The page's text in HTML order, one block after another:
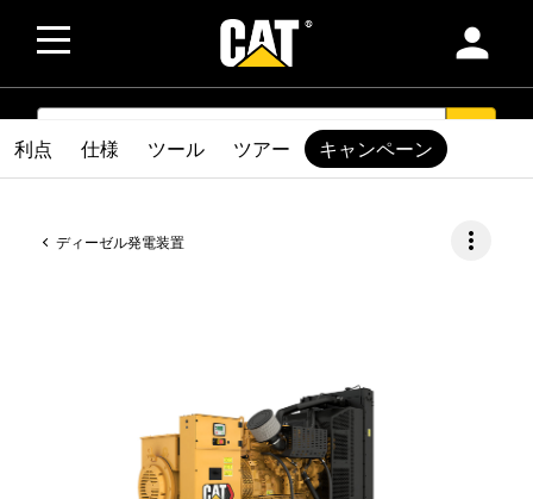
person
SEARCH
ディーゼル発電装置 more_vert
利点 仕様 ツール ツアー キャンペーン